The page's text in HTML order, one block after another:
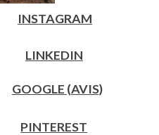
INSTAGRAM
GOOGLE (AVIS)
PINTEREST
LINKEDIN